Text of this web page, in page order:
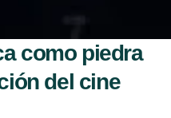
como piedra
del cine